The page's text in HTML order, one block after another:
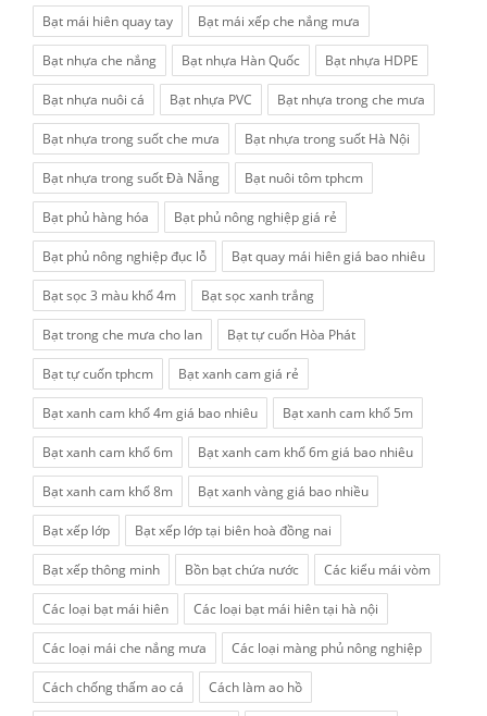
Bạt mái hiên quay tay Bạt mái xếp che nắng mưa
Bạt nhựa che nắng Bạt nhựa Hàn Quốc Bạt nhựa HDPE
Bạt nhựa nuôi cá Bạt nhựa PVC Bạt nhựa trong che mưa
Bạt nhựa trong suốt che mưa Bạt nhựa trong suốt Hà Nội
Bạt nhựa trong suốt Đà Nẵng Bạt nuôi tôm tphcm
Bạt phủ hàng hóa Bạt phủ nông nghiệp giá rẻ
Bạt phủ nông nghiệp đục lỗ Bạt quay mái hiên giá bao nhiêu
Bạt sọc 3 màu khổ 4m Bạt sọc xanh trắng
Bạt trong che mưa cho lan Bạt tự cuốn Hòa Phát
Bạt tự cuốn tphcm Bạt xanh cam giá rẻ
Bạt xanh cam khổ 4m giá bao nhiêu Bạt xanh cam khổ 5m
Bạt xanh cam khổ 6m Bạt xanh cam khổ 6m giá bao nhiêu
Bạt xanh cam khổ 8m Bạt xanh vàng giá bao nhiều
Bạt xếp lớp Bạt xếp lớp tại biên hoà đồng nai
Bạt xếp thông minh Bồn bạt chứa nước Các kiểu mái vòm
Các loại bạt mái hiên Các loại bạt mái hiên tại hà nội
Các loại mái che nắng mưa Các loại màng phủ nông nghiệp
Cách chống thấm ao cá Cách làm ao hồ